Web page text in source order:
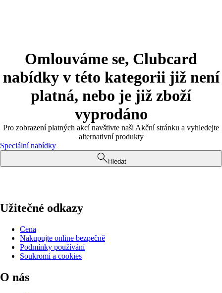
Omlouváme se, Clubcard
nabídky v této kategorii již není
platná, nebo je již zboží
vyprodáno
Pro zobrazení platných akcí navštivte naši Akční stránku a vyhledejte
alternativní produkty
Speciální nabídky
Hledat
Užitečné odkazy
Cena
Nakupujte online bezpečně
Podmínky používání
Soukromí a cookies
O nás